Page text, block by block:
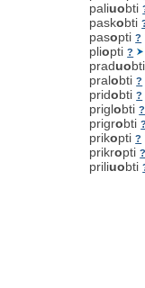
paliuobti
paskobti
pasopti?
pliopti?
praduo
pralobti?
pridobti?
priglobti?
prigrobti?
prikopti?
prikropti?
priliuobti